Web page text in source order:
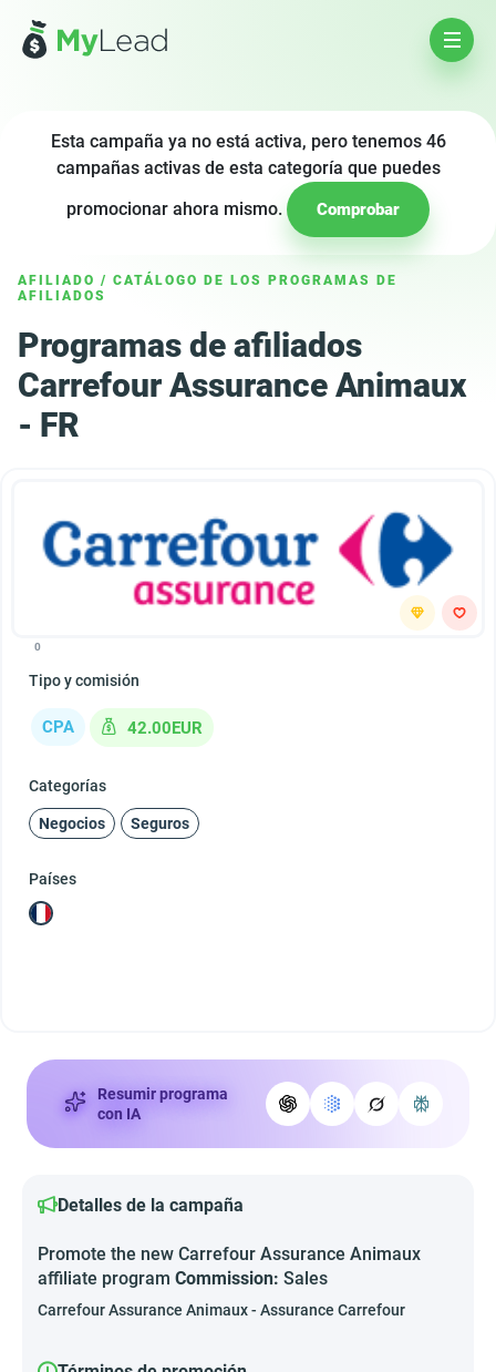
Esta campaña ya no está activa, pero tenemos 46
campañas activas de esta categoría que puedes
promocionar ahora mismo.
Comprobar
AFILIADO / CATÁLOGO DE LOS PROGRAMAS DE
AFILIADOS
Programas de afiliados
Carrefour Assurance Animaux
- FR
0
Tipo y comisión
CPA 42.00EUR
Categorías
Negocios Seguros
Países
Resumir programa
con IA
Detalles de la campaña
Promote the new Carrefour Assurance Animaux
affiliate program Commission: Sales
Carrefour Assurance Animaux - Assurance Carrefour